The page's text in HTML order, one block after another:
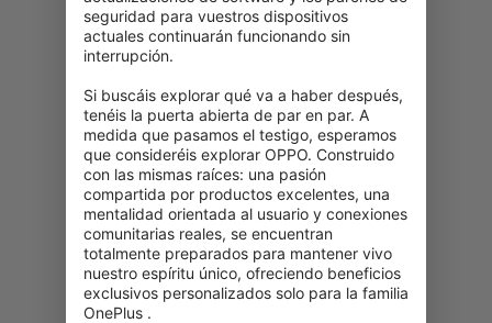
Potente rendimiento 5G
Descarga películas en segundos, comparte
fotos casi al instante y obtén una extensa
cobertura de red con 5G. *
seguridad para vuestros dispositivos
actuales continuarán funcionando sin
interrupción.
Si buscáis explorar qué va a haber después,
tenéis la puerta abierta de par en par. A
medida que pasamos el testigo, esperamos
que consideréis explorar OPPO. Construido
con las mismas raíces: una pasión
compartida por productos excelentes, una
mentalidad orientada al usuario y conexiones
comunitarias reales, se encuentran
totalmente preparados para mantener vivo
nuestro espíritu único, ofreciendo beneficios
exclusivos personalizados solo para la familia
OnePlus .